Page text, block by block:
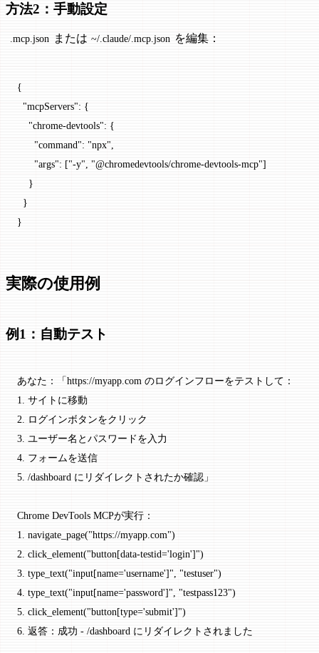
方法2：手動設定
.mcp.json または ~/.claude/.mcp.json を編集：
{
  "mcpServers"
: {
    "chrome-devtools"
: {
      "command"
: "npx"
      "args"
: ["-y" "@chromedevtools/chrome-devtools-mcp"]
    }
  }
}
実際の使用例
例1：自動テスト
あなた：「https://myapp.com のログインフローをテストして：
1. サイトに移動
2. ログインボタンをクリック
3. ユーザー名とパスワードを入力
4. フォームを送信
5. /dashboard にリダイレクトされたか確認」
Chrome DevTools MCPが実行：
1. navigate_page("https://myapp.com")
2. click_element("button[data-testid='login']")
3. type_text("input[name='username']", "testuser")
4. type_text("input[name='password']", "testpass123")
5. click_element("button[type='submit']")
6. 返答：成功 - /dashboard にリダイレクトされました